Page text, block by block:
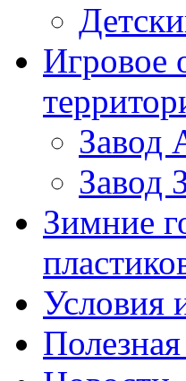
Игровое
Завод
Завод
Зимние
Условия